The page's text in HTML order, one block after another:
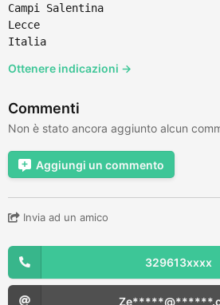
Campi Salentina
Lecce
Italia
Ottenere indicazioni →
Commenti
Non è stato ancora aggiunto alcun
Aggiungi un commento
Invia ad un amico
329613xxxx